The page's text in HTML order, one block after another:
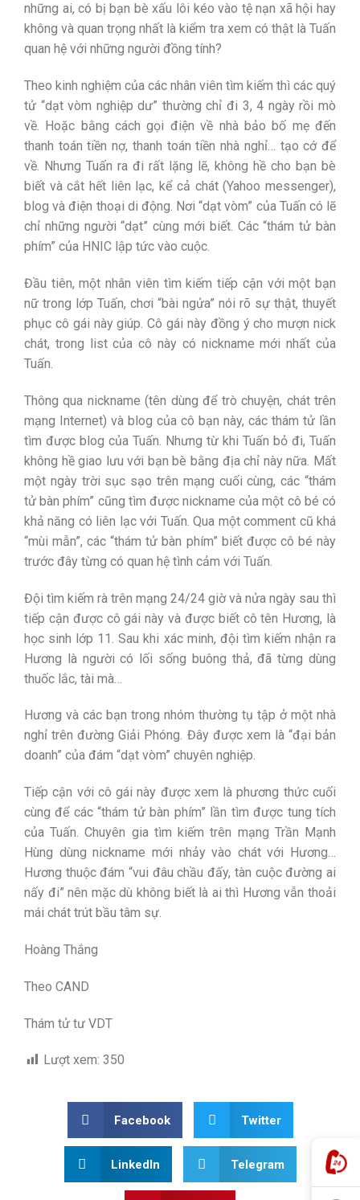
những ai, có bị bạn bè xấu lôi kéo vào tệ nạn xã hội hay
không và quan trọng nhất là kiểm tra xem có thật là Tuấn
quan hệ với những người đồng tính?
Theo kinh nghiệm của các nhân viên tìm kiếm thì các quý
tử “dạt vòm nghiệp dư” thường chỉ đi 3, 4 ngày rồi mò
về. Hoặc bằng cách gọi điện về nhà bảo bố mẹ đến
thanh toán tiền nợ, thanh toán tiền nhà nghỉ… tạo cớ để
về. Nhưng Tuấn ra đi rất lặng lẽ, không hề cho bạn bè
biết và cắt hết liên lạc, kể cả chát (Yahoo messenger),
blog và điện thoại di động. Nơi “dạt vòm” của Tuấn có lẽ
chỉ những người “dạt” cùng mới biết. Các “thám tử bàn
phím” của HNIC lập tức vào cuộc.
Đầu tiên, một nhân viên tìm kiếm tiếp cận với một bạn
nữ trong lớp Tuấn, chơi “bài ngửa” nói rõ sự thật, thuyết
phục cô gái này giúp. Cô gái này đồng ý cho mượn nick
chát, trong list của cô này có nickname mới nhất của
Tuấn.
Thông qua nickname (tên dùng để trò chuyện, chát trên
mạng Internet) và blog của cô bạn này, các thám tử lần
tìm được blog của Tuấn. Nhưng từ khi Tuấn bỏ đi, Tuấn
không hề giao lưu với bạn bè bằng địa chỉ này nữa. Mất
một ngày trời sục sạo trên mạng cuối cùng, các “thám
tử bàn phím” cũng tìm được nickname của một cô bé có
khả năng có liên lạc với Tuấn. Qua một comment cũ khá
“mùi mẫn”, các “thám tử bàn phím” biết được cô bé này
trước đây từng có quan hệ tình cảm với Tuấn.
Đội tìm kiếm rà trên mạng 24/24 giờ và nửa ngày sau thì
tiếp cận được cô gái này và được biết cô tên Hương, là
học sinh lớp 11. Sau khi xác minh, đội tìm kiếm nhận ra
Hương là người có lối sống buông thả, đã từng dùng
thuốc lắc, tài mà…
Hương và các bạn trong nhóm thường tụ tập ở một nhà
nghỉ trên đường Giải Phóng. Đây được xem là “đại bản
doanh” của đám “dạt vòm” chuyên nghiệp.
Tiếp cận với cô gái này được xem là phương thức cuối
cùng để các “thám tử bàn phím” lần tìm được tung tích
của Tuấn. Chuyên gia tìm kiếm trên mạng Trần Mạnh
Hùng dùng nickname mới nhảy vào chát với Hương…
Hương thuộc đám “vui đâu chầu đấy, tàn cuộc đường ai
nấy đi” nên mặc dù không biết là ai thì Hương vẫn thoải
mái chát trút bầu tâm sự.
Hoàng Thắng
Theo CAND
Thám tử tư VDT
Lượt xem: 350
Facebook Twitter
LinkedIn Telegram